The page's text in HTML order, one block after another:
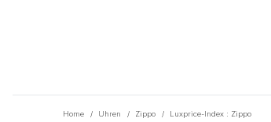
Home / Uhren / Zippo / Luxprice-Index : Zippo